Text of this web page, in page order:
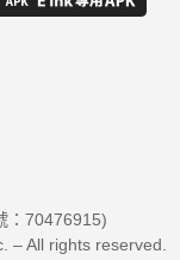
：70476915)
– All rights reserved.